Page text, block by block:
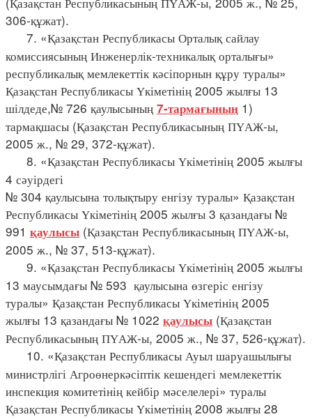
306-құжат).
7. «Қазақстан Республикасы Орталық сайлау
комиссиясының Инженерлік-техникалық орталығы»
республикалық мемлекеттік кәсіпорнын құру туралы»
Қазақстан Республикасы Үкіметінің 2005 жылғы 13
шілдеде,№ 726 қаулысының 7-тармағының 1)
тармақшасы (Қазақстан Республикасының ПҮАЖ-ы,
2005 ж., № 29, 372-құжат).
8. «Қазақстан Республикасы Үкіметінің 2005 жылғы
4 сәуірдегі
№ 304 қаулысына толықтыру енгізу туралы» Қазақстан
Республикасы Үкіметінің 2005 жылғы 3 қазандағы №
991 қаулысы (Қазақстан Республикасының ПҮАЖ-ы,
2005 ж., № 37, 513-құжат).
9. «Қазақстан Республикасы Үкіметінің 2005 жылғы
13 маусымдағы № 593 қаулысына өзгеріс енгізу
туралы» Қазақстан Республикасы Үкіметінің 2005
жылғы 13 қазандағы № 1022 қаулысы (Қазақстан
Республикасының ПҮАЖ-ы, 2005 ж., № 37, 526-құжат).
10. «Қазақстан Республикасы Ауыл шаруашылығы
министрлігі Агроөнеркәсіптік кешендегі мемлекеттік
инспекция комитетінің кейбір мәселелері» туралы
Қазақстан Республикасы Үкіметінің 2008 жылғы 28